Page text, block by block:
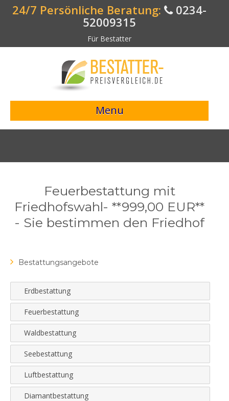
24/7 Persönliche Beratung:
0234-
52009315
Für Bestatter
Menu
> Preisvergleich starten <
Bestattungsvorsorge
Feuerbestattung mit
Friedhofswahl- **999,00 EUR**
- Sie bestimmen den Friedhof
Bestattungsangebote
Erdbestattung
Feuerbestattung
Waldbestattung
Seebestattung
Luftbestattung
Diamantbestattung